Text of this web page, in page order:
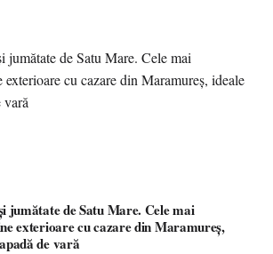
jumătate de Satu Mare. Cele mai
exterioare cu cazare din Maramureș,
de vară